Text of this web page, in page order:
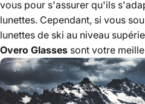
vous pour s'assurer qu'ils
lunettes. Cependant, si vous
lunettes de ski au niveau
Overo Glasses sont votre